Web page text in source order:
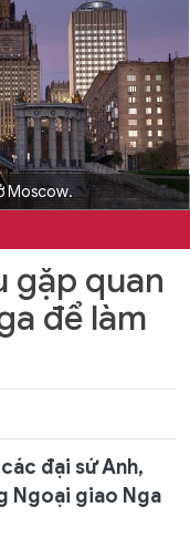
Moscow.
gặp quan
để làm
đại sứ Anh,
Ngoại giao Nga